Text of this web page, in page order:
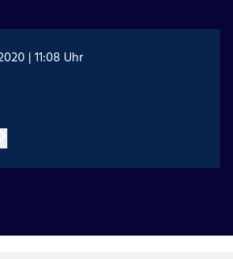
| 11:08 Uhr